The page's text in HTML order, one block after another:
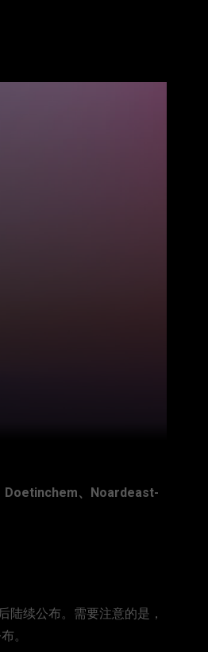
Doetinchem、Noardeast-
续公布。需要注意的是，
。